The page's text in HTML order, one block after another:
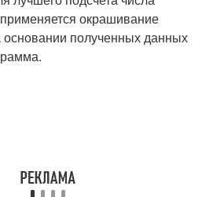
окрашивание
полученных данных